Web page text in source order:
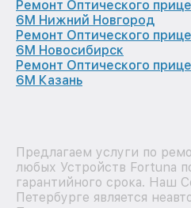
Ремонт Оптического
6M Нижний Новгород
Ремонт Оптического
6M Новосибирск
Ремонт Оптического
6M Казань
Предлагаем услуги по
любых Устройств Fortuna
гарантийного срока. Наш
Петербурге является